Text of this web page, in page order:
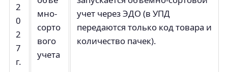
2
0
2
7
г.
мно-
сорто
вого
учета
учет через ЭДО (в УПД
передаются только код товара и
количество пачек).